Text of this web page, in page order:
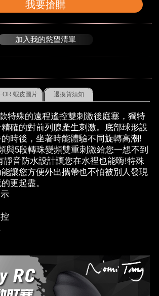
我要搶購
加入我的慾望清單
FOR 蝦皮圖片 退換貨須知
特殊的遠程遙控雙刺激後庭塞，獨特
確的對前列腺產生刺激。底部球形設
時後，坐著時能體驗不同旋轉高潮!
與5段轉珠變頻雙重刺激給您一想不到
靜音防水設計讓您在水裡也能嗨!特殊
讓您方便外出攜帶也不怕被別人發現
更起盡。